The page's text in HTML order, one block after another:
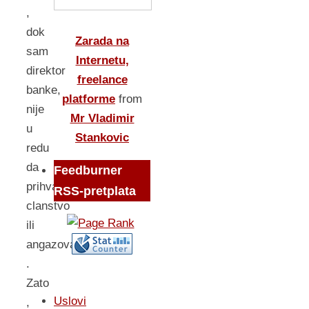
,
dok
sam
direktor
banke,
nije
u
redu
da
prihvatam
clanstvo
ili
angazovanje
.
Zato
,
Zarada na
Internetu,
freelance
platforme from
Mr Vladimir
Stankovic
Feedburner
RSS-pretplata
Uslovi